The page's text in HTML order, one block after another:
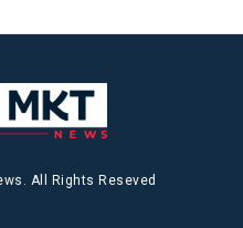
All Rights Reseved